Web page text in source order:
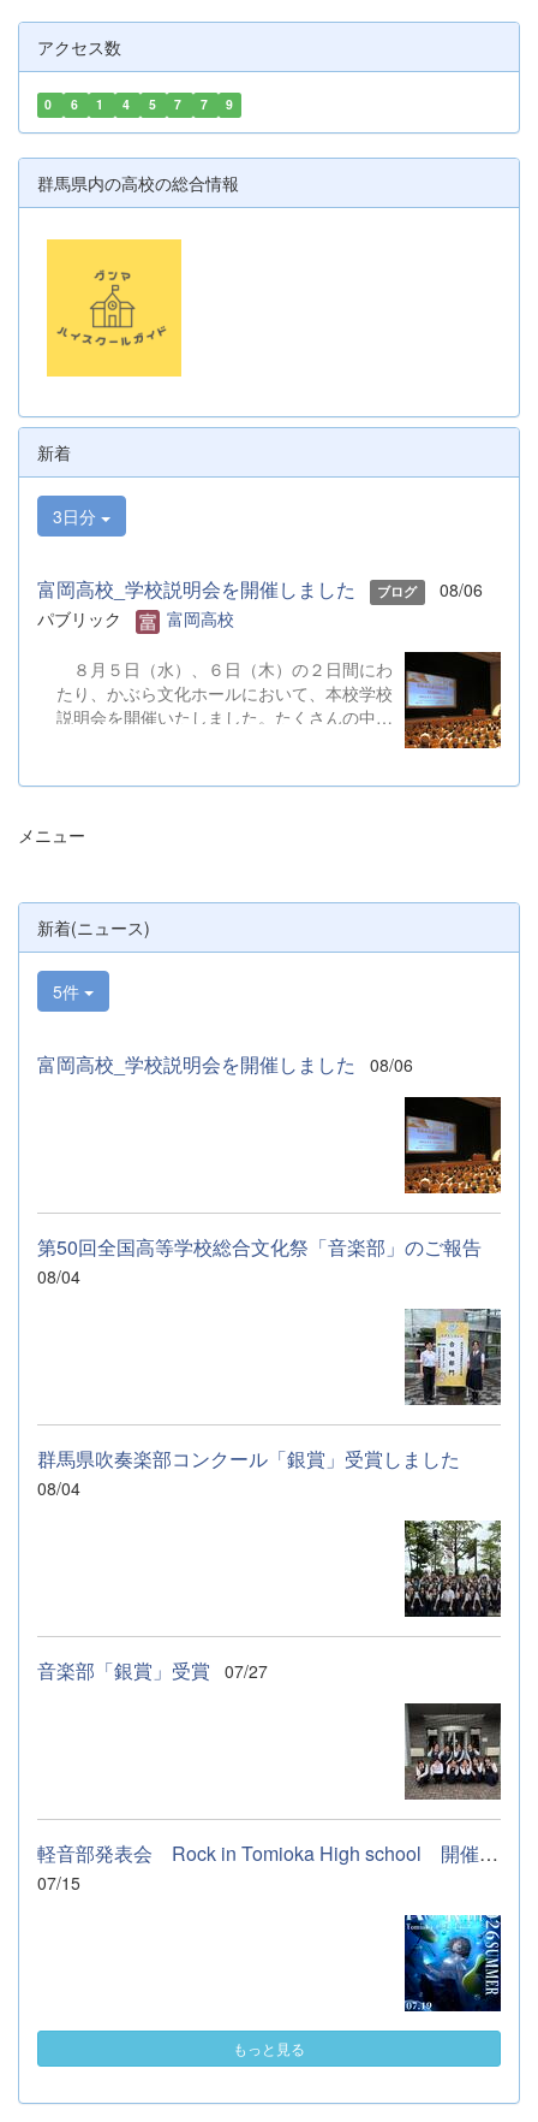
アクセス数
0 6 1 4 5 7 7 9
群馬県内の高校の総合情報
新着
3日分
富岡高校_学校説明会を開催しました ブログ
08/06
パブリック
富岡高校
８月５日（水）、６日（木）の２日間にわ
たり、かぶら文化ホールにおいて、本校学校
説明会を開催いたしました。たくさんの中学
した。 また、各日およそ80名のボランテ
明、探究発表などの運営に携わりました。生
なお、本校は今年度、群馬県教育委員会か
らSAH+ Leading Schoolに認定されていま
す。富岡高校は、これからも「自ら考え、判
断し、行動できる生徒の育成」に取り組んで
まいります。
メニュー
新着(ニュース)
5件
富岡高校_学校説明会を開催しました 08/06
第50回全国高等学校総合文化祭「音楽部」のご報告
08/04
群馬県吹奏楽部コンクール「銀賞」受賞しました
08/04
音楽部「銀賞」受賞 07/27
軽音部発表会 Rock in Tomioka High school 開催します
07/15
もっと見る